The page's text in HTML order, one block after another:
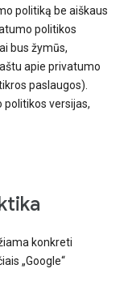
politiką be aiškaus
politikos
bus žymūs,
apie privatumo
paslaugos).
versijas,
konkreti
„Google“